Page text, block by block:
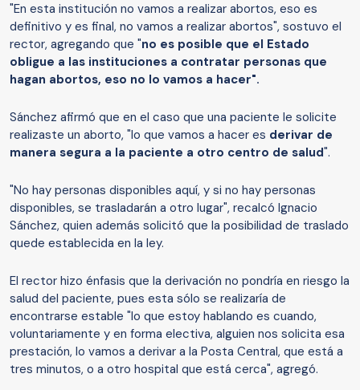
"En esta institución no vamos a realizar abortos, eso es
definitivo y es final, no vamos a realizar abortos", sostuvo el
rector, agregando que "no es posible que el Estado
obligue a las instituciones a contratar personas que
hagan abortos, eso no lo vamos a hacer".
Sánchez afirmó que en el caso que una paciente le solicite
realizaste un aborto, "lo que vamos a hacer es derivar de
manera segura a la paciente a otro centro de salud".
"No hay personas disponibles aquí, y si no hay personas
disponibles, se trasladarán a otro lugar", recalcó Ignacio
Sánchez, quien además solicitó que la posibilidad de traslado
quede establecida en la ley.
El rector hizo énfasis que la derivación no pondría en riesgo la
salud del paciente, pues esta sólo se realizaría de
encontrarse estable "lo que estoy hablando es cuando,
voluntariamente y en forma electiva, alguien nos solicita esa
prestación, lo vamos a derivar a la Posta Central, que está a
tres minutos, o a otro hospital que está cerca", agregó.